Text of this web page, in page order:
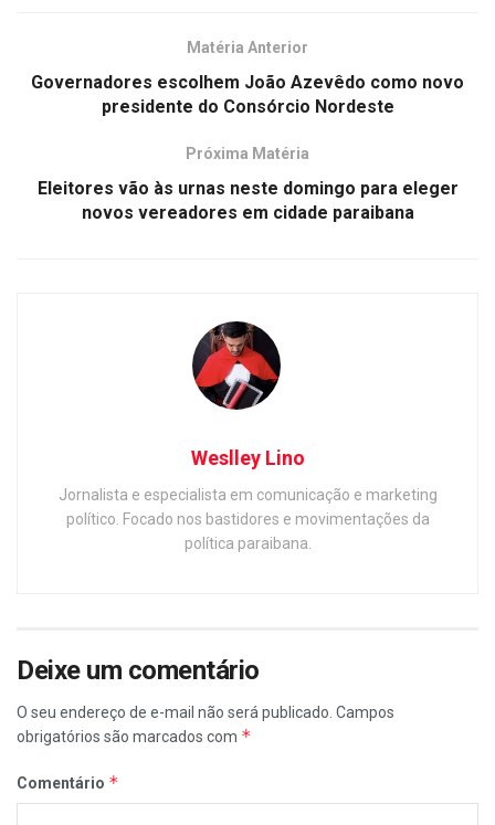
Matéria Anterior
Governadores escolhem João Azevêdo como novo
presidente do Consórcio Nordeste
Próxima Matéria
Eleitores vão às urnas neste domingo para eleger
novos vereadores em cidade paraibana
Weslley Lino
Jornalista e especialista em comunicação e marketing
político. Focado nos bastidores e movimentações da
política paraibana.
Deixe um comentário
O seu endereço de e-mail não será publicado. Campos
obrigatórios são marcados com *
Comentário *